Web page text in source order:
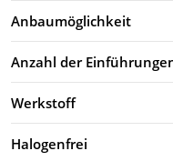
Anbaumöglichkeit
Anzahl der
Werkstoff
Halogenfrei